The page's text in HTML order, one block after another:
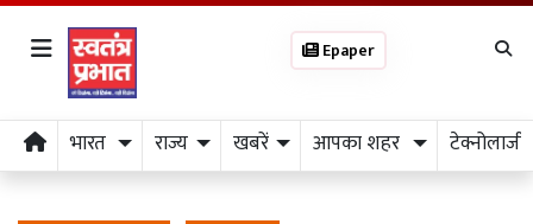
Epaper
भारत राज्य खबरें आपका शहर टेक्नोलाजी